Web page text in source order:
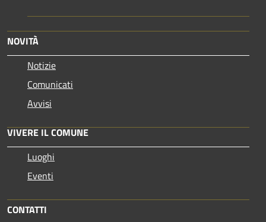
NOVITÀ
Notizie
Comunicati
Avvisi
VIVERE IL COMUNE
Luoghi
Eventi
CONTATTI